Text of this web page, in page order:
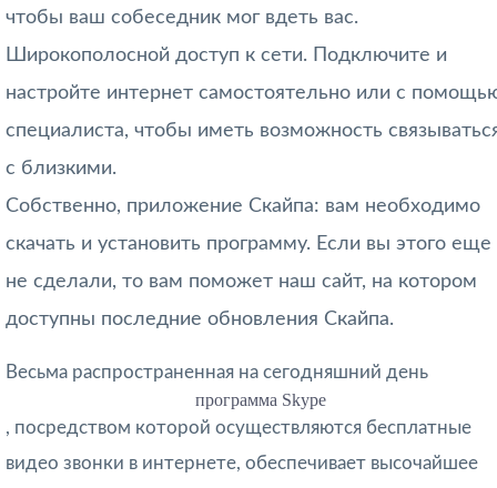
чтобы ваш собеседник мог вдеть вас.
Широкополосной доступ к сети. Подключите и
настройте интернет самостоятельно или с
специалиста, чтобы иметь возможность
с близкими.
Собственно, приложение Скайпа: вам необходимо
скачать и установить программу. Если вы этого еще
не сделали, то вам поможет наш сайт, на котором
доступны последние обновления Скайпа.
Весьма распространенная на сегодняшний день
программа Skype
, посредством которой осуществляются бесплатные
видео звонки в интернете, обеспечивает высочайшее